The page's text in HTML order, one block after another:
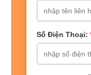
Số Điện Thoại: